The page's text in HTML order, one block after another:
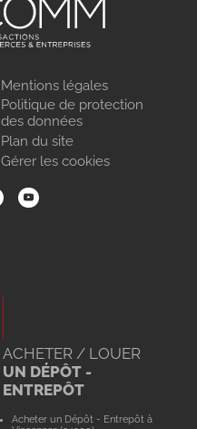
Mentions légales
Politique de protection
des données
Plan du site
Gérer les cookies
ACHETER / LOUER
UN DÉPÔT -
ENTREPÔT
Acheter un Dépôt - Entrepôt à